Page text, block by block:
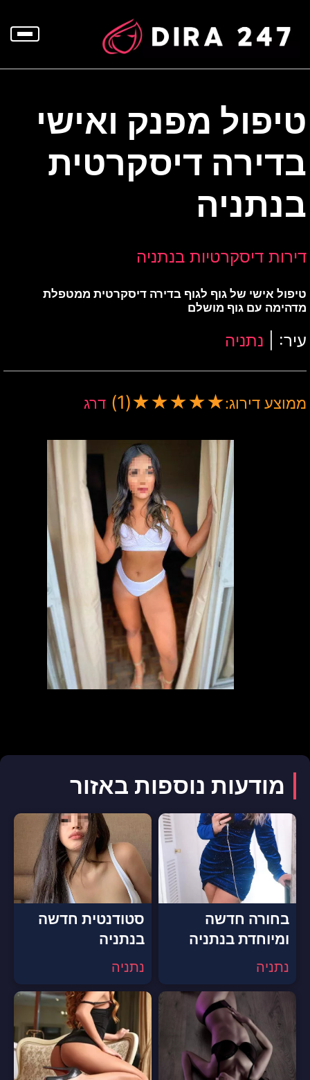
טיפול מפנק ואישי
בדירה דיסקרטית
בנתניה
דירות דיסקרטיות בנתניה
טיפול אישי של גוף לגוף בדירה דיסקרטית ממטפלת
מדהימה עם גוף מושלם
עיר: | נתניה
ממוצע דירוג:★
★
★
★
★
(1) דרג
מודעות נוספות באזור
בחורה חדשה
ומיוחדת בנתניה
נתניה
סטודנטית חדשה
בנתניה
נתניה